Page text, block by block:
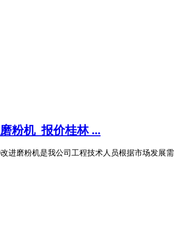
粉机_报价桂林 ...
进磨粉机是我公司工程技术人员根据市场发展